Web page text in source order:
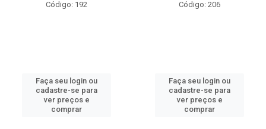
Código: 192
Faça seu login ou
cadastre-se para
ver preços e
comprar
Código: 206
Faça seu login ou
cadastre-se para
ver preços e
comprar